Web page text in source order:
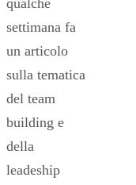
qualche
settimana fa
un articolo
sulla tematica
del team
building e
della
leadeship